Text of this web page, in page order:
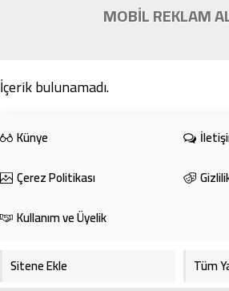
MOBİL REKLAM
İçerik bulunamadı.
Künye
Çerez Politikası
Kullanım ve Üyelik
Sitene Ekle Tüm